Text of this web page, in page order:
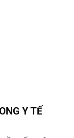
Y TẾ